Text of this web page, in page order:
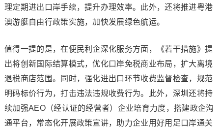
理定期进出口岸手续，提升办理效率。此外，还将推进粤港
澳游艇自由行政策实施，加快发展绿色航运。
值得一提的是，在便民利企深化服务方面，《若干措施》提
出将创新国际结算模式，优化口岸免税商业布局，扩大离境
退税商店范围。同时，强化进出口环节收费监督检查，规范
明码标价行为，打击违法违规收费行为。此外，深圳还将持
续加强AEO（经认证的经营者）企业培育力度，搭建政企沟
通平台，常态化开展政策宣讲，助力企业用好用足口岸通关